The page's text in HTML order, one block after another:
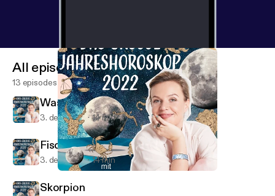
Das große Jahreshoroskop 2022
All episodes
13 episodes
Wassermann
3. dec. 2021 14 min
Fische
3. dec. 2021 14 min
Skorpion